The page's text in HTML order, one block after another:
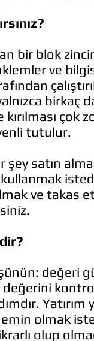
bir blok
ve
birkaç
çok
tutulur.
satın
ve takas
değeri
Yatırım
olmak
olup